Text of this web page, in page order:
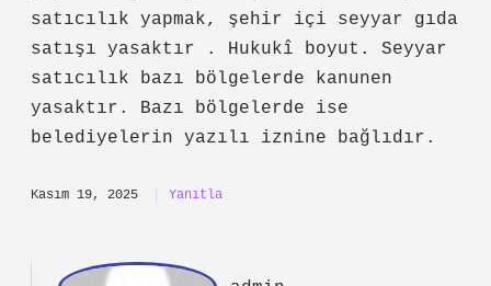
olmaksızın meydan, cadde, sokak,
yayalar için ayrılmış alanlarda seyyar
satıcılık yapmak, şehir içi seyyar gıda
satışı yasaktır . Hukukî boyut. Seyyar
satıcılık bazı bölgelerde kanunen
belediyelerin yazılı iznine bağlıdır.